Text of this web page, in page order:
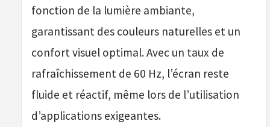
fonction de la lumière ambiante,
garantissant des couleurs naturelles et un
confort visuel optimal. Avec un taux de
rafraîchissement de 60 Hz, l’écran reste
fluide et réactif, même lors de l’utilisation
d’applications exigeantes.